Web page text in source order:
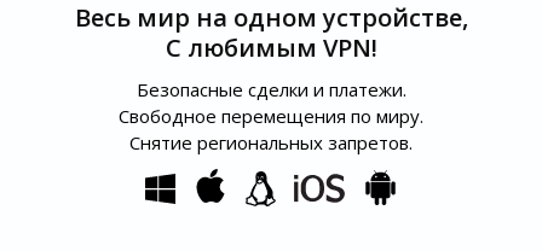
Весь мир на одном устройстве,
С любимым VPN!
Безопасные сделки и платежи.
Свободное перемещения по миру.
Снятие региональных запретов.